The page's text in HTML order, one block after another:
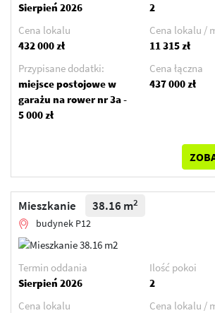
Sierpień 2026
2
Cena lokalu
432 000 zł
Cena lokalu /
11 315 zł
Przypisane dodatki:
miejsce postojowe w
garażu na rower nr 3a -
5 000 zł
Cena łączna
437 000 zł
Mieszkanie 38.16 m2
budynek P12
Termin oddania
Sierpień 2026
Ilość pokoi
2
Cena lokalu
Cena lokalu /